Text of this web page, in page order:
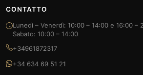
CONTATTO
Lunedì – Venerdì: 10:00 – 14:00 e 16:00 –
Sabato: 10:00 – 14:00
+34961872317
+34 634 69 51 21